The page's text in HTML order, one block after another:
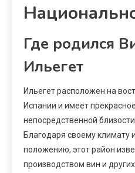
Где родился
Ильегет
Ильегет расположен на
Испании и имеет
непосредственной
Благодаря своему климату
положению, этот район
производством вин и